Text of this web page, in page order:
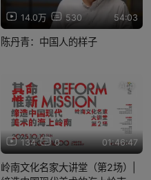
14.0万 530 54:03
陈丹青：中国人的样子
134 0 01:46:47
App
岭南文化名家大讲堂（第2场）|